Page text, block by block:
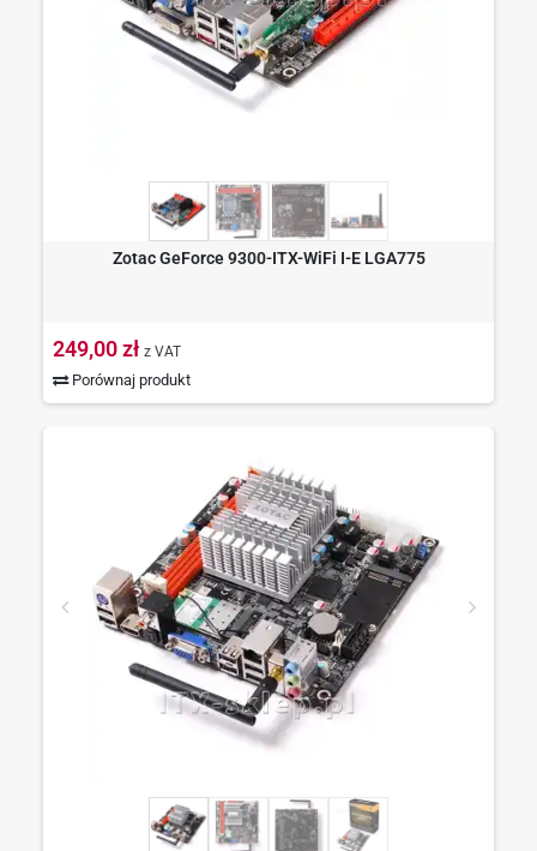
Zotac GeForce 9300-ITX-WiFi I-E LGA775
249,00 zł z VAT
Porównaj produkt